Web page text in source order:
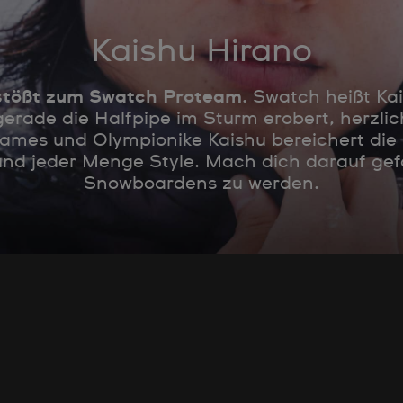
Kaishu Hirano
zum Swatch Proteam. Swatch heißt
die Halfpipe im Sturm erobert,
und Olympionike Kaishu bereichert
jeder Menge Style. Mach dich darauf
Snowboardens zu werden.